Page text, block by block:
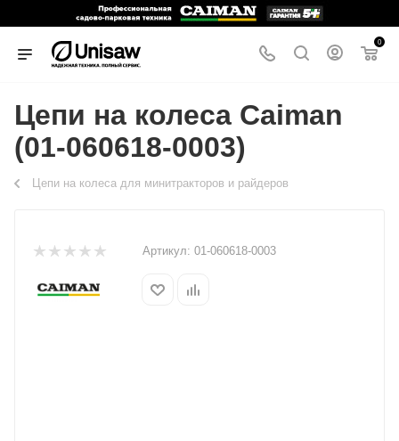
0
Цепи на колеса Caiman
(01-060618-0003)
Цепи на колеса для минитракторов и райдеров
Артикул: 01-060618-0003